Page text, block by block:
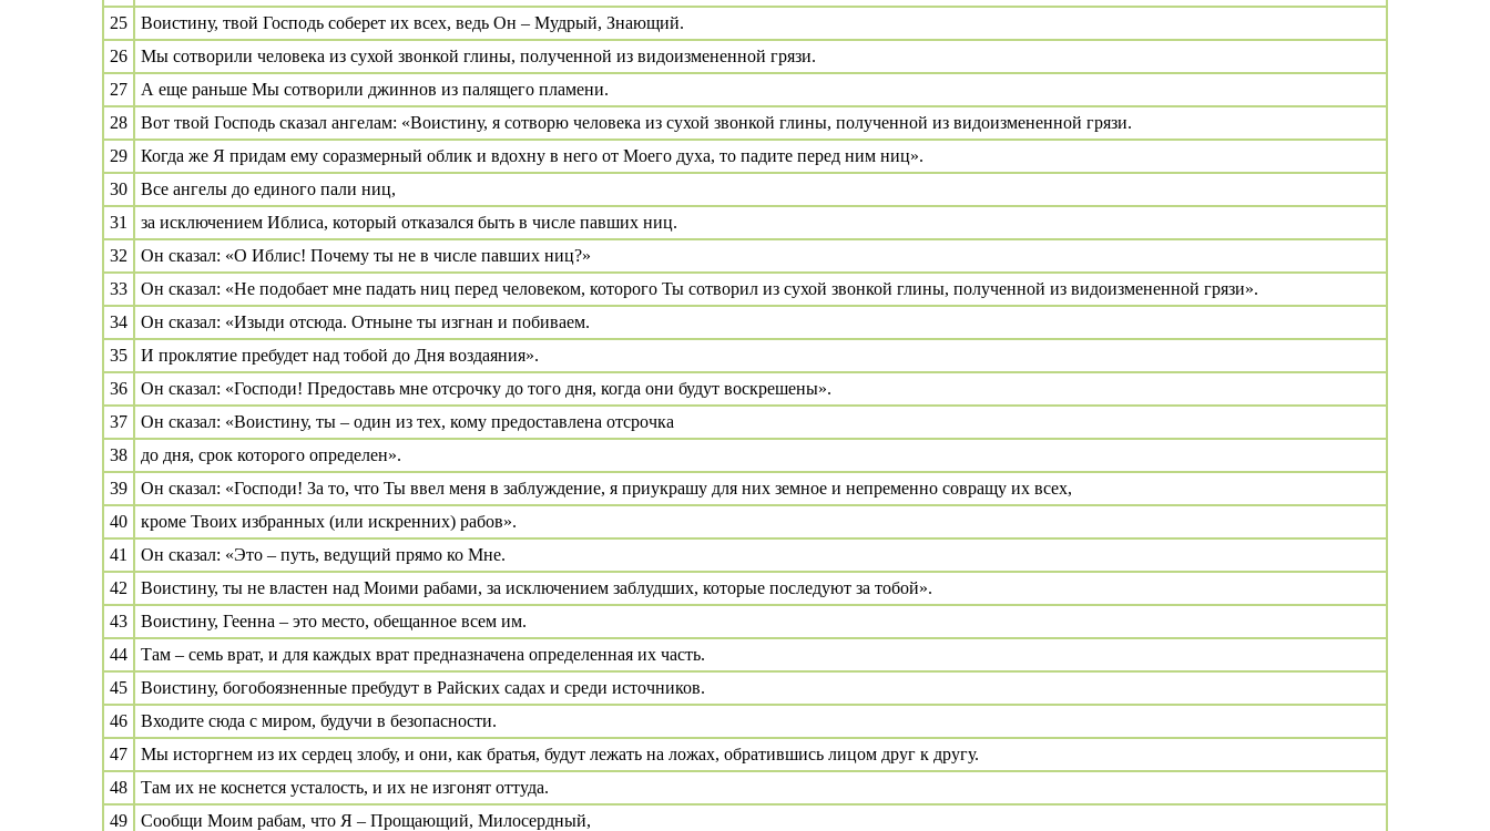
25
Воистину, твой Господь соберет их всех, ведь Он – Мудрый, Знающий.
26
Мы сотворили человека из сухой звонкой глины, полученной из видоизмененной грязи.
27
А еще раньше Мы сотворили джиннов из палящего пламени.
28
Вот твой Господь сказал ангелам: «Воистину, я сотворю человека из сухой звонкой глины, полученной из видоизмененной грязи.
29
Когда же Я придам ему соразмерный облик и вдохну в него от Моего духа, то падите перед ним ниц».
30
Все ангелы до единого пали ниц,
31
за исключением Иблиса, который отказался быть в числе павших ниц.
32
Он сказал: «О Иблис! Почему ты не в числе павших ниц?»
33
Он сказал: «Не подобает мне падать ниц перед человеком, которого Ты сотворил из сухой звонкой глины, полученной из видоизмененной грязи».
34
Он сказал: «Изыди отсюда. Отныне ты изгнан и побиваем.
35
И проклятие пребудет над тобой до Дня воздаяния».
36
Он сказал: «Господи! Предоставь мне отсрочку до того дня, когда они будут воскрешены».
37
Он сказал: «Воистину, ты – один из тех, кому предоставлена отсрочка
38
до дня, срок которого определен».
39
Он сказал: «Господи! За то, что Ты ввел меня в заблуждение, я приукрашу для них земное и непременно совращу их всех,
40
кроме Твоих избранных (или искренних) рабов».
41
Он сказал: «Это – путь, ведущий прямо ко Мне.
42
Воистину, ты не властен над Моими рабами, за исключением заблудших, которые последуют за тобой».
43
Воистину, Геенна – это место, обещанное всем им.
44
Там – семь врат, и для каждых врат предназначена определенная их часть.
45
Воистину, богобоязненные пребудут в Райских садах и среди источников.
46
Входите сюда с миром, будучи в безопасности.
47
Мы исторгнем из их сердец злобу, и они, как братья, будут лежать на ложах, обратившись лицом друг к другу.
48
Там их не коснется усталость, и их не изгонят оттуда.
49
Сообщи Моим рабам, что Я – Прощающий, Милосердный,